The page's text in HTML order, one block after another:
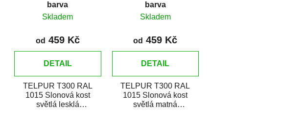
barva
Skladem
od 459 Kč
DETAIL
TELPUR T300 RAL
1015 Slonová kost
světlá lesklá
barva
Skladem
od 459 Kč
DETAIL
TELPUR T300 RAL
1015 Slonová kost
světlá matná